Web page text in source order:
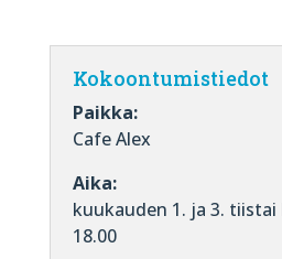
Kokoontumistiedot
Paikka:
Cafe Alex
Aika:
kuukauden 1. ja 3. tiistai
18.00